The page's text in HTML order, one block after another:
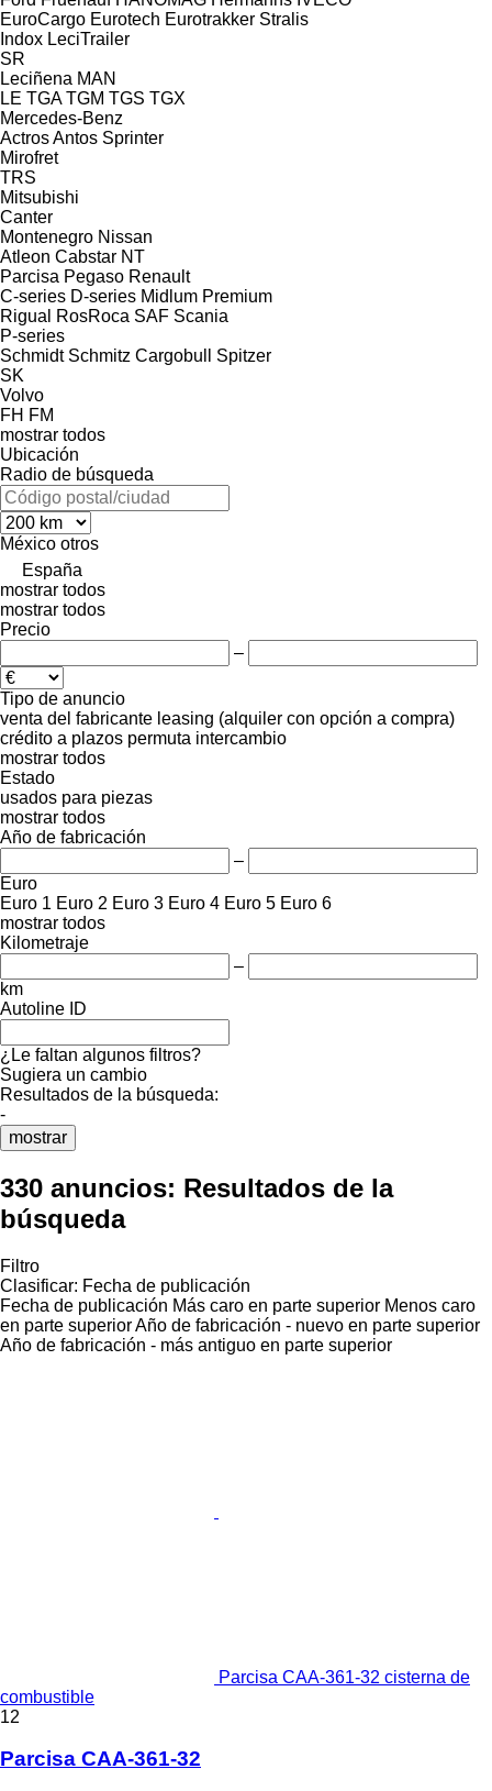
EuroCargo Eurotech Eurotrakker Stralis
Indox LeciTrailer
SR
Leciñena MAN
LE TGA TGM TGS TGX
Mercedes-Benz
ActrosAntos Sprinter
Mirofret
TRS
Mitsubishi
Canter
Montenegro Nissan
Atleon Cabstar NT
Parcisa Pegaso Renault
C-series D-series Midlum Premium
Rigual
RosRoca SAF Scania
P-series
Schmidt Schmitz Cargobull
Spitzer
SK
Volvo
FH FM
mostrar todos
Ubicación
Radio de búsqueda
México otros
España
mostrar todos
mostrar todos
Precio
–
Tipo de anuncio
venta del fabricante leasing (alquiler con opción a compra)
crédito a plazos permuta intercambio
mostrar todos
Estado
usados para piezas
mostrar todos
Año de fabricación
–
Euro
Euro 1 Euro 2 Euro 3 Euro 4 Euro 5 Euro 6
mostrar todos
Kilometraje
–
km
Autoline ID
¿Le faltan algunos filtros?
Sugiera un cambio
Resultados de la búsqueda:
-
mostrar
330 anuncios: Resultados de la
búsqueda
Filtro
Clasificar: Fecha de publicación
Fecha de publicación Más caro en parte superior Menos caro
en parte superiorAño de fabricación - nuevo en parte superior
Año de fabricación - más antiguo en parte superior
Parcisa CAA-361-32 cisterna de
combustible
12
Parcisa CAA-361-32